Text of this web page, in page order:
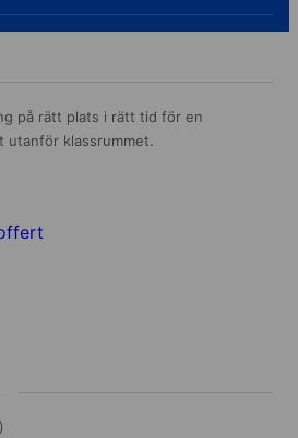
på rätt plats i rätt tid för en
utanför klassrummet.